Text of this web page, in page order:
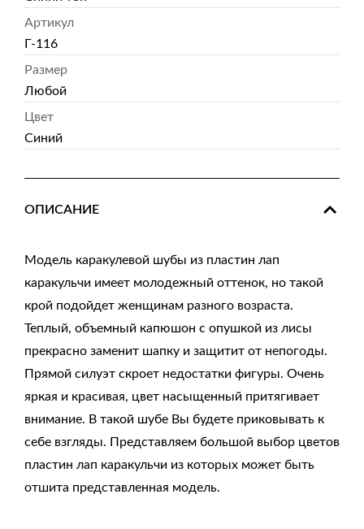
Артикул
Г-116
Размер
Любой
Цвет
Синий
ОПИСАНИЕ
Модель каракулевой шубы из пластин лап
каракульчи имеет молодежный оттенок, но такой
крой подойдет женщинам разного возраста.
Теплый, объемный капюшон с опушкой из лисы
прекрасно заменит шапку и защитит от непогоды.
Прямой силуэт скроет недостатки фигуры. Очень
яркая и красивая, цвет насыщенный притягивает
внимание. В такой шубе Вы будете приковывать к
себе взгляды. Представляем большой выбор цветов
пластин лап каракульчи из которых может быть
отшита представленная модель.